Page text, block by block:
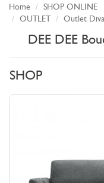
Home
SHOP ONLINE
OUTLET
Outlet
DEE DEE
SHOP